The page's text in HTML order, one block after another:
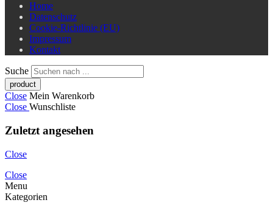
Home
Datenschutz
Cookie-Richtlinie (EU)
Impressum
Kontakt
Suche
Close Mein Warenkorb
Close Wunschliste
Zuletzt angesehen
Close
Close
Menu
Kategorien